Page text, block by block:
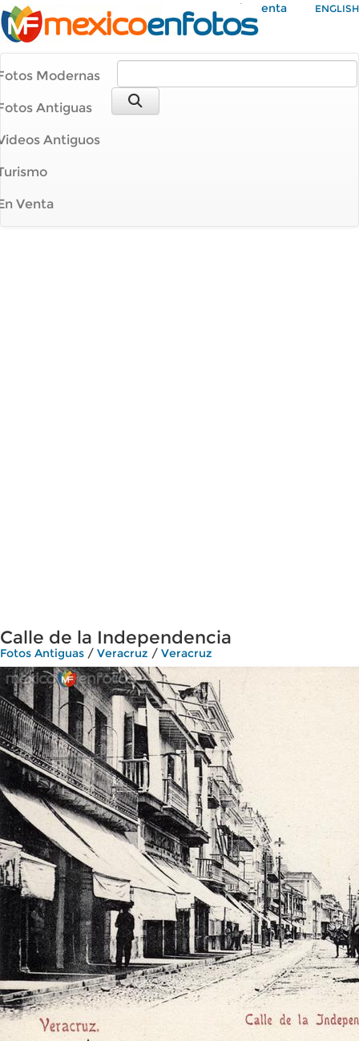
Mi Cuenta ENGLISH
Modernas
Antiguas
Antiguos
Venta
Calle de la Independencia
Fotos Antiguas / Veracruz / Veracruz